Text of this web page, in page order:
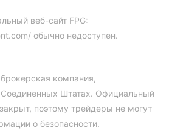
веб-сайт FPG:
обычно недоступен.
компания,
Соединенных Штатах. Официальный
поэтому трейдеры не могут
о безопасности.